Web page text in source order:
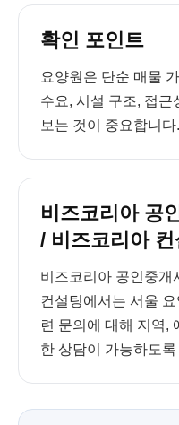
확인 포인트
요양원은 단순 매물
수요, 시설 구조, 접근
보는 것이 중요합니다.
비즈코리아 공
/ 비즈코리아
비즈코리아 공인중개
컨설팅에서는 서울
련 문의에 대해 지역,
한 상담이 가능하도